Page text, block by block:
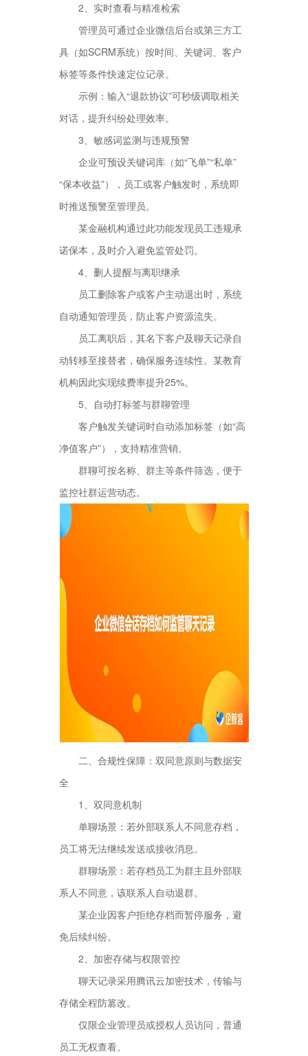
2、实时查看与精准检索
管理员可通过企业微信后台或第三方工
具（如SCRM系统）按时间、关键词、客户
标签等条件快速定位记录。
示例：输入“退款协议”可秒级调取相关
对话，提升纠纷处理效率。
3、敏感词监测与违规预警
企业可预设关键词库（如“飞单”“私单”
“保本收益”），员工或客户触发时，系统即
时推送预警至管理员。
某金融机构通过此功能发现员工违规承
诺保本，及时介入避免监管处罚。
4、删人提醒与离职继承
员工删除客户或客户主动退出时，系统
自动通知管理员，防止客户资源流失。
员工离职后，其名下客户及聊天记录自
动转移至接替者，确保服务连续性。某教育
机构因此实现续费率提升25%。
5、自动打标签与群聊管理
客户触发关键词时自动添加标签（如“高
净值客户”），支持精准营销。
群聊可按名称、群主等条件筛选，便于
监控社群运营动态。
二、合规性保障：双同意原则与数据安
全
1、双同意机制
单聊场景：若外部联系人不同意存档，
员工将无法继续发送或接收消息。
群聊场景：若存档员工为群主且外部联
系人不同意，该联系人自动退群。
某企业因客户拒绝存档而暂停服务，避
免后续纠纷。
2、加密存储与权限管控
聊天记录采用腾讯云加密技术，传输与
存储全程防篡改。
仅限企业管理员或授权人员访问，普通
员工无权查看。